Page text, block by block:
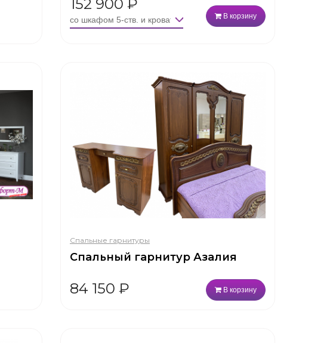
152 900 ₽
В корзину
Спальные гарнитуры
Спальный гарнитур Азалия
84 150 ₽ В корзину